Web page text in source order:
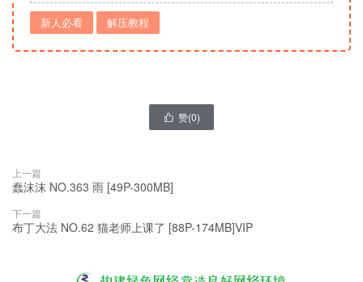
新人必看 解压教程
 赞(0)
上一篇
蠢沫沫 NO.363 雨 [49P-300MB]
下一篇
布丁大法 NO.62 猫老师上课了 [88P-174MB]VIP